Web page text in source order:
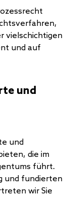
vielschichtigen
und auf
und
und
die im
führt.
und fundierten
wir Sie